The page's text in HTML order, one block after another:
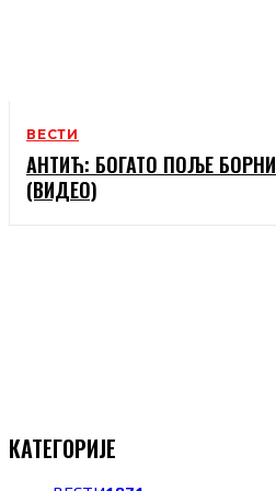
ВЕСТИ
АНТИЋ: БОГАТО ПОЉЕ
(ВИДЕО)
КАТЕГОРИЈЕ